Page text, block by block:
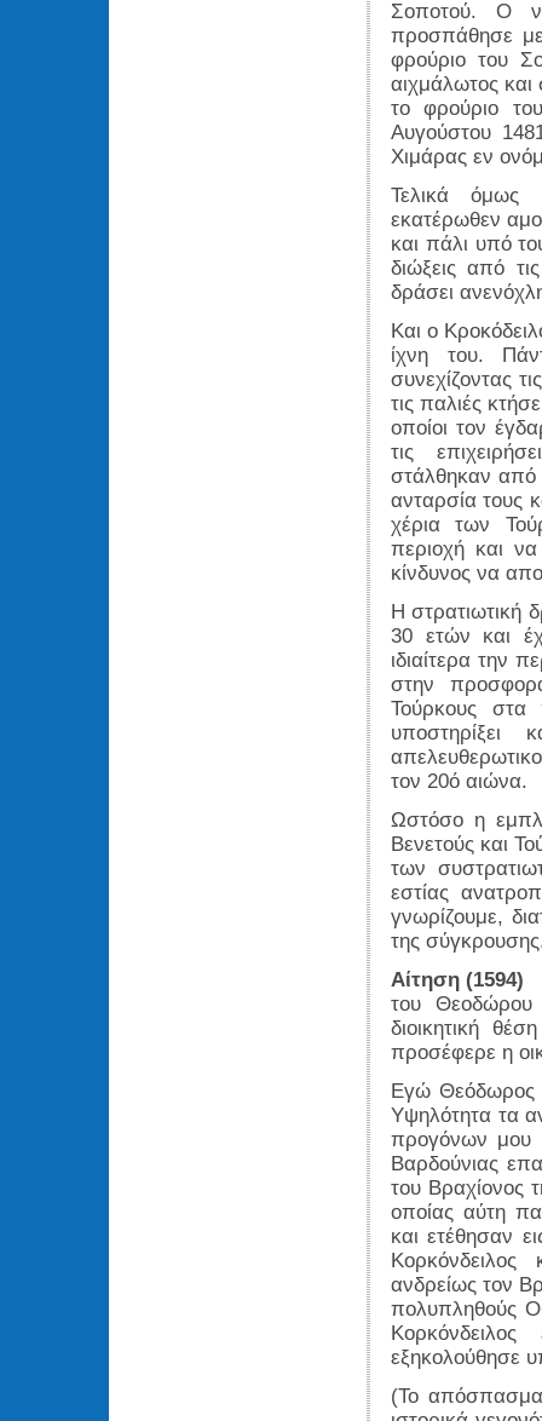
Σοποτού. Ο
προσπάθησε με
φρούριο του
αιχμάλωτος
το φρούριο
Αυγούστου
Χιμάρας εν
Τελικά όμως
εκατέρωθεν
και πάλι υπό
διώξεις από
δράσει
Και ο
ίχνη του.
συνεχίζοντας
τις παλιές
οποίοι τον
τις
στάλθηκαν από
ανταρσία τους
χέρια των
περιοχή και
κίνδυνος να
Η στρατιωτική
30 ετών και
ιδιαίτερα την
στην
Τούρκους στα
υποστηρίξει
τον 20ό αιώνα.
Ωστόσο η
Βενετούς και
των
εστίας
γνωρίζουμε,
της
Αίτηση (1594)
του Θεοδώρου
διοικητική
προσέφερε η
Εγώ Θεόδωρος
Υψηλότητα τα
προγόνων μου
Βαρδούνιας
του Βραχίονος
οποίας αύτη
και ετέθησαν
ανδρείως τον
πολυπληθούς
εξηκολούθησε
(Το απόσπασμα